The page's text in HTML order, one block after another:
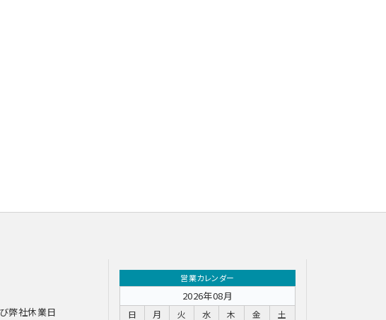
弊社休業日
営業カレンダー
2026年08月
日 月 火 水 木 金 土